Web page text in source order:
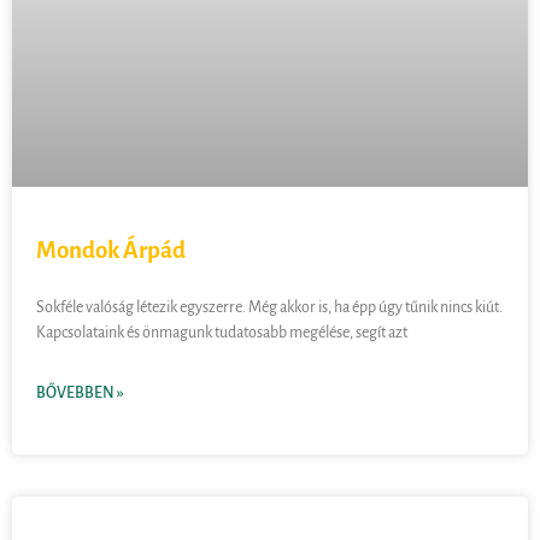
Mondok Árpád
Sokféle valóság létezik egyszerre. Még akkor is, ha épp úgy tűnik nincs kiút.
Kapcsolataink és önmagunk tudatosabb megélése, segít azt
BŐVEBBEN »